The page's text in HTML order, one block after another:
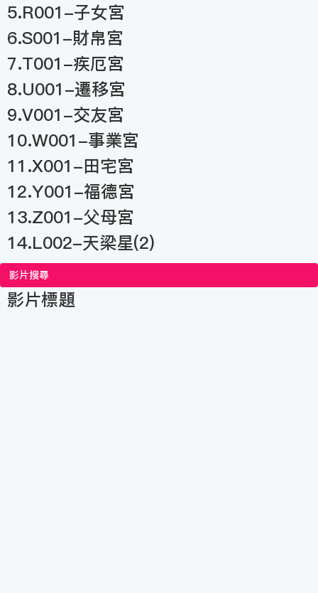
5.R001-子女宮
6.S001-財帛宮
7.T001-疾厄宮
8.U001-遷移宮
9.V001-交友宮
10.W001-事業宮
11.X001-田宅宮
12.Y001-福德宮
13.Z001-父母宮
14.L002-天梁星(2)
影片搜尋
影片標題